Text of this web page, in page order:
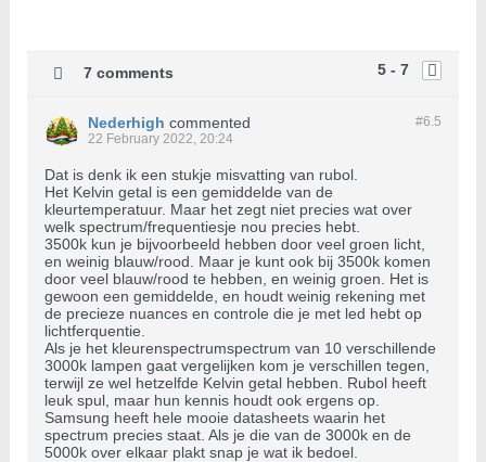
5 - 7
7 comments
#6.5
Nederhigh commented
22 February 2022, 20:24
Dat is denk ik een stukje misvatting van rubol.
Het Kelvin getal is een gemiddelde van de
kleurtemperatuur. Maar het zegt niet precies wat over
welk spectrum/frequentiesje nou precies hebt.
3500k kun je bijvoorbeeld hebben door veel groen licht,
en weinig blauw/rood. Maar je kunt ook bij 3500k komen
door veel blauw/rood te hebben, en weinig groen. Het is
gewoon een gemiddelde, en houdt weinig rekening met
de precieze nuances en controle die je met led hebt op
lichtferquentie.
Als je het kleurenspectrumspectrum van 10 verschillende
3000k lampen gaat vergelijken kom je verschillen tegen,
terwijl ze wel hetzelfde Kelvin getal hebben. Rubol heeft
leuk spul, maar hun kennis houdt ook ergens op.
Samsung heeft hele mooie datasheets waarin het
spectrum precies staat. Als je die van de 3000k en de
5000k over elkaar plakt snap je wat ik bedoel.